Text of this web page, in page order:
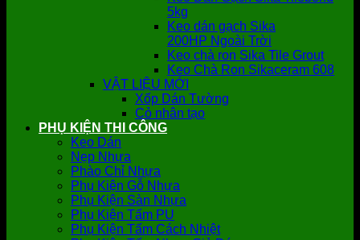
5kg
Keo dán gạch Sika
200HP Ngoài Trời
Keo chà ron Sika Tile Grout
Keo Chà Ron Sikaceram 608
VẬT LIỆU MỚI
Xốp Dán Tường
Cỏ nhân tạo
PHỤ KIỆN THI CÔNG
Keo Dán
Nẹp Nhựa
Phào Chỉ Nhựa
Phụ Kiện Gỗ Nhựa
Phụ Kiện Sàn Nhựa
Phụ Kiện Tấm PU
Phụ Kiện Tấm Cách Nhiệt